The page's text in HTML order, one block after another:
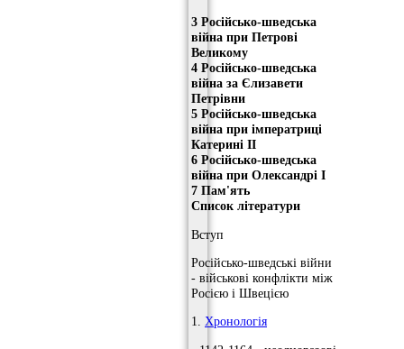
3 Російсько-шведська
війна при Петрові
Великому
4 Російсько-шведська
війна за Єлизавети
Петрівни
5 Російсько-шведська
війна при імператриці
Катерині II
6 Російсько-шведська
війна при Олександрі I
7 Пам'ять
Список літератури
Вступ
Російсько-шведські війни
- військові конфлікти між
Росією і Швецією
1. Хронологія